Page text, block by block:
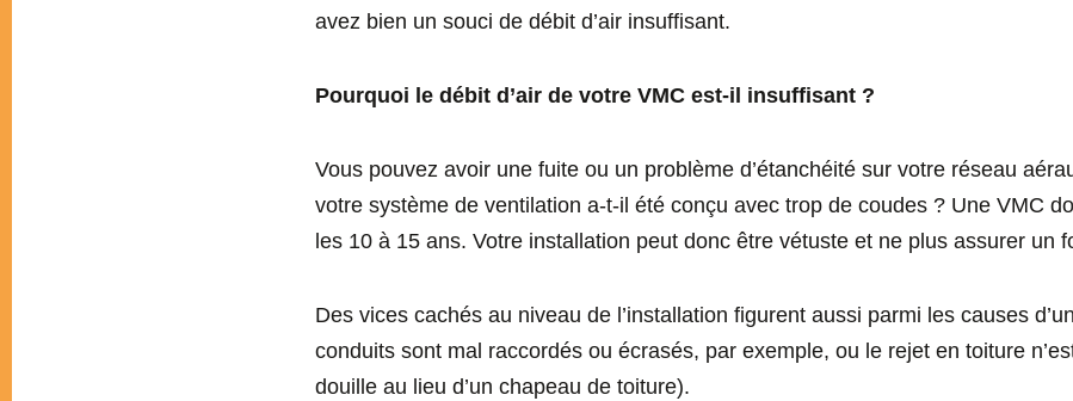
avez bien un souci de débit d’air insuffisant.
Pourquoi le débit d’air de votre VMC est-il insuffisant ?
Vous pouvez avoir une fuite ou un problème d’étanchéité sur votre réseau
votre système de ventilation a-t-il été conçu avec trop de coudes ? Une VMC
les 10 à 15 ans. Votre installation peut donc être vétuste et ne plus assurer un
Des vices cachés au niveau de l’installation figurent aussi parmi les causes
conduits sont mal raccordés ou écrasés, par exemple, ou le rejet en toiture
douille au lieu d’un chapeau de toiture).